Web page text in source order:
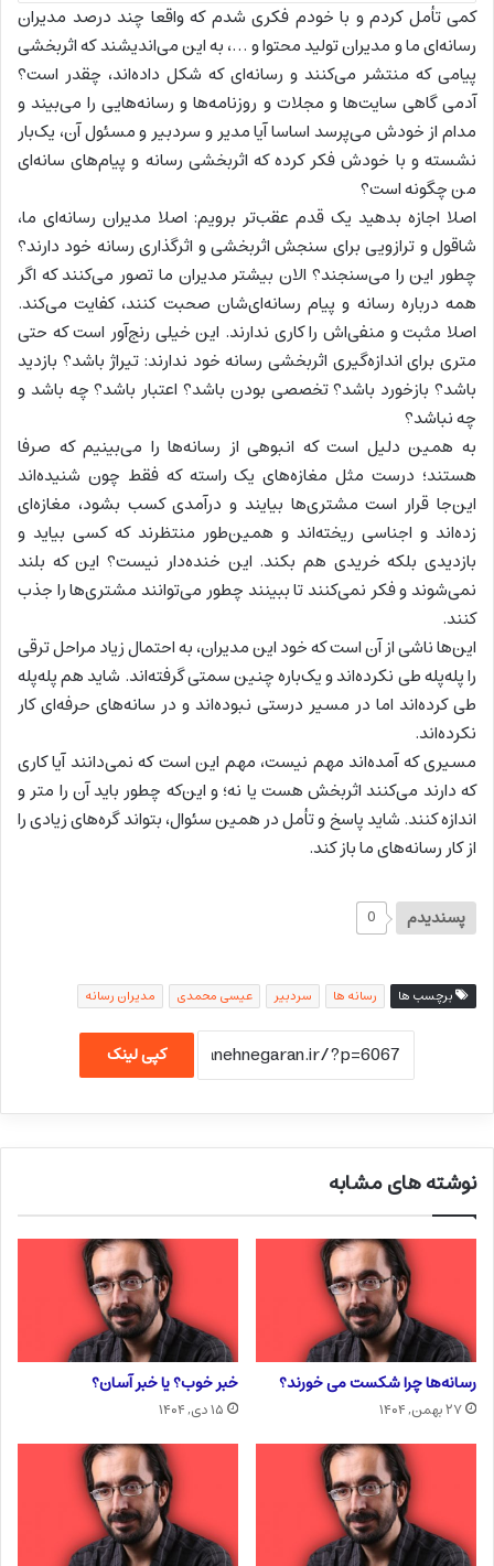
کمی تأمل کردم و با خودم فکری شدم که واقعا چند درصد مدیران
رسانه‌ای ما و مدیران تولید محتوا و …، به این می‌اندیشند که اثربخشی
پیامی که منتشر می‌کنند و رسانه‌ای که شکل داده‌اند، چقدر است؟
آدمی گاهی سایت‌ها و مجلات و روزنامه‌ها و رسانه‌هایی را می‌بیند و
مدام از خودش می‌پرسد اساسا آیا مدیر و سردبیر و مسئول آن، یک‌بار
نشسته و با خودش فکر کرده که اثربخشی رسانه و پیام‌های سانه‌ای
من چگونه است؟
اصلا اجازه بدهید یک قدم عقب‌تر برویم: اصلا مدیران رسانه‌ای ما،
شاقول و ترازویی برای سنجش اثربخشی و اثرگذاری رسانه خود دارند؟
چطور این را می‌سنجند؟ الان بیشتر مدیران ما تصور می‌کنند که اگر
همه درباره رسانه و پیام رسانه‌ای‌شان صحبت کنند، کفایت می‌کند.
اصلا مثبت و منفی‌اش را کاری ندارند. این خیلی رنج‌آور است که حتی
متری برای اندازه‌گیری اثربخشی رسانه خود ندارند: تیراژ باشد؟ بازدید
باشد؟ بازخورد باشد؟ تخصصی بودن باشد؟ اعتبار باشد؟ چه باشد و
چه نباشد؟
به همین دلیل است که انبوهی از رسانه‌ها را می‌بینیم که صرفا
هستند؛ درست مثل مغازه‌های یک راسته که فقط چون شنیده‌اند
این‌جا قرار است مشتری‌ها بیایند و درآمدی کسب بشود، مغازه‌ای
زده‌اند و اجناسی ریخته‌اند و همین‌طور منتظرند که کسی بیاید و
بازدیدی بلکه خریدی هم بکند. این خنده‌دار نیست؟ این که بلند
نمی‌شوند و فکر نمی‌کنند تا ببینند چطور می‌توانند مشتری‌ها را جذب
کنند.
این‌ها ناشی از آن است که خود این مدیران، به احتمال زیاد مراحل ترقی
را پله‌پله طی نکرده‌اند و یک‌باره چنین سمتی گرفته‌اند. شاید هم پله‌پله
طی کرده‌اند اما در مسیر درستی نبوده‌اند و در سانه‌های حرفه‌ای کار
نکرده‌اند.
مسیری که آمده‌اند مهم نیست، مهم این است که نمی‌دانند آیا کاری
که دارند می‌کنند اثربخش هست یا نه؛ و این‌که چطور باید آن را متر و
اندازه کنند. شاید پاسخ و تأمل در همین سئوال، بتواند گره‌های زیادی را
از کار رسانه‌های ما باز کند.
پسندیدم 0
برچسب ها رسانه ها سردبیر عیسی محمدی مديران رسانه‌
کپی لینک
نوشته های مشابه
رسانه‌ها چرا شکست می خورند؟
۲۷ بهمن, ۱۴۰۴
خبر خوب؟ یا خبر آسان؟
۱۵ دی, ۱۴۰۴